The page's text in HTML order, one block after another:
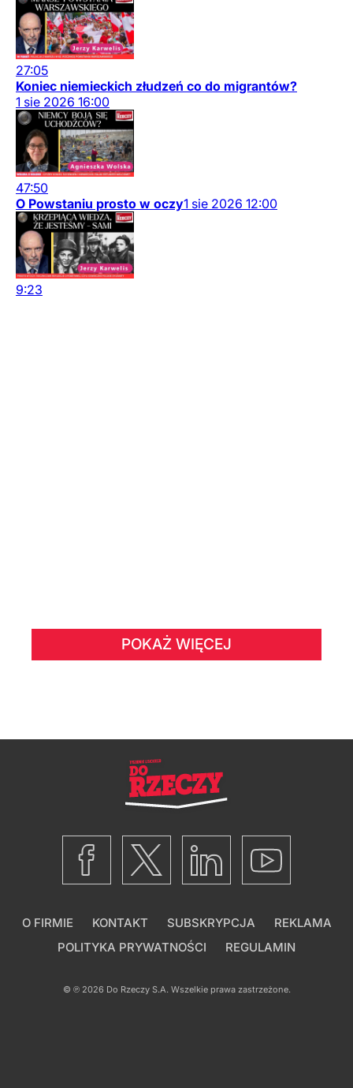
27:05
Koniec niemieckich złudzeń co do migrantów?
1 sie 2026 16:00
47:50
O Powstaniu prosto w oczy1 sie 2026 12:00
9:23
POKAŻ WIĘCEJ
O FIRMIE KONTAKT SUBSKRYPCJA
REKLAMA
POLITYKA PRYWATNOŚCI
REGULAMIN
© ℗ 2026 Do Rzeczy S.A.Wszelkie prawa zastrzeżone.